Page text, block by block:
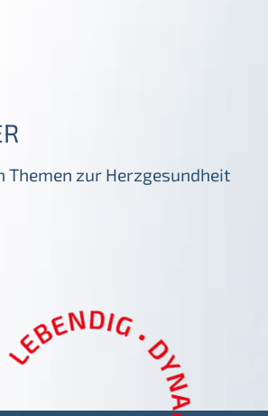
zur Herzgesundheit